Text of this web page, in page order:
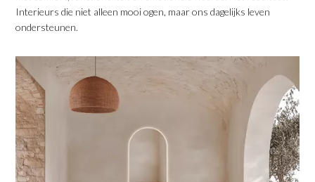
Interieurs die niet alleen mooi ogen, maar ons dagelijks leven
ondersteunen.